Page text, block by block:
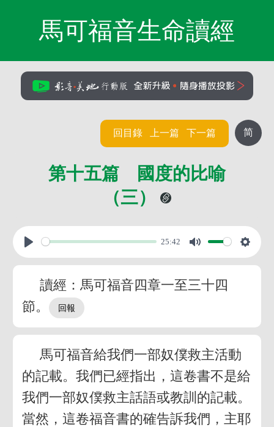
馬可福音生命讀經
简
回目錄 上一篇 下一篇
第十五篇 國度的比喻
（三）
25:42
讀經：馬可福音四章一至三十四
節。
馬可福音給我們一部奴僕救主活動
的記載。我們已經指出，這卷書不是給
我們一部奴僕救主話語或教訓的記載。
當然，這卷福音書的確告訴我們，主耶